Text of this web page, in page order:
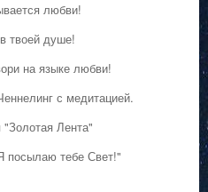
любви!
твоей душе!
на языке любви!
с медитацией.
Лента"
посылаю тебе Свет!"